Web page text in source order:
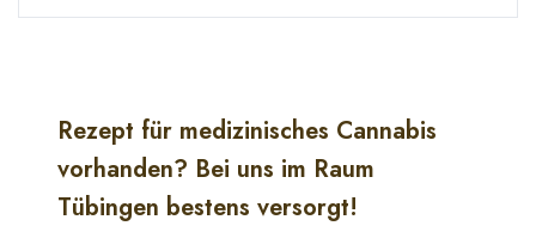
Rezept für medizinisches Cannabis
vorhanden? Bei uns im Raum
Tübingen bestens versorgt!